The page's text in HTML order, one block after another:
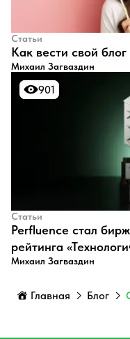
Статьи
​Как вести свой
Михаил Загваздин
901
901
Статьи
Perfluence стал
рейтинга
Михаил Загваздин
Главная Блог